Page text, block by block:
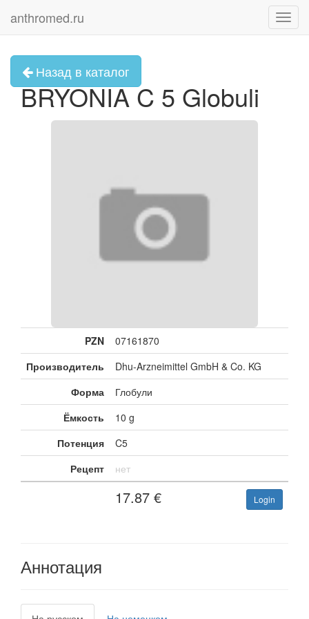
anthromed.ru
Назад в каталог
BRYONIA C 5 Globuli
PZN
07161870
Производитель
Dhu-Arzneimittel GmbH & Co. KG
Форма
Глобули
Ёмкость
10 g
Потенция
C5
Рецепт
нет
17.87 € Login
Аннотация